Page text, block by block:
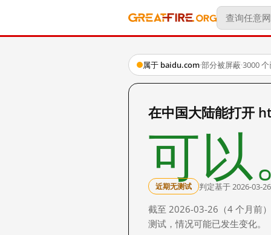
属于 baidu.com·部分被屏蔽·3000
在中国大陆能打开
可以
近期无测试 判定基于 2026-03-
截至 2026-03-26（4 个月前
测试，情况可能已发生变化。